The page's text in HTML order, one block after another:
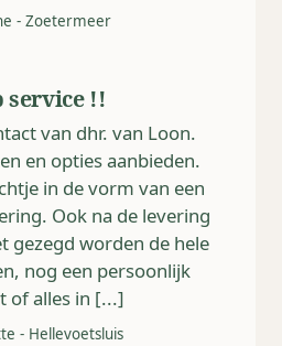
- Zoetermeer
service !!
van dhr. van Loon.
en opties aanbieden.
in de vorm van een
Ook na de levering
gezegd worden de hele
nog een persoonlijk
of alles in [...]
- Hellevoetsluis